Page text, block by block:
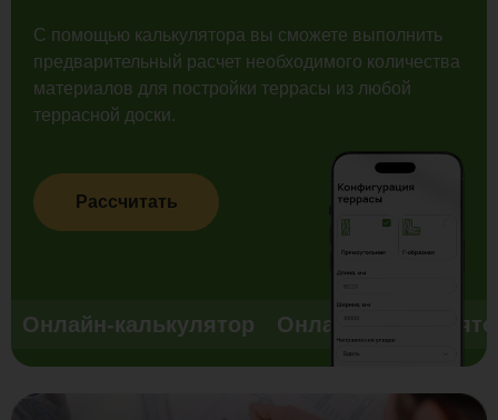
С помощью калькулятора вы сможете выполнить
предварительный расчет необходимого количества
материалов для постройки террасы из любой
террасной доски.
Рассчитать
Онлайн-калькулятор Онлайн-